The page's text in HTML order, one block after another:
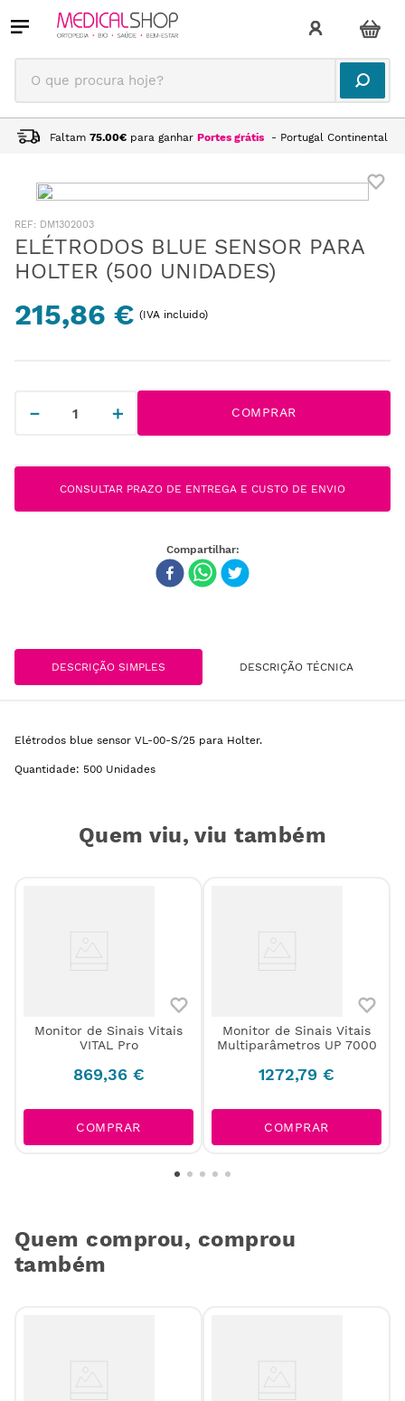
O que procura hoje?
Faltam 75.00€ para ganhar Portes grátis - Portugal Continental
: DM1302003
ELÉTRODOS BLUE SENSOR PARA
HOLTER (500 UNIDADES)
215,86 € (IVA incluido)
＋
－ COMPRAR
CONSULTAR PRAZO DE ENTREGA E CUSTO DE ENVIO
DESCRIÇÃO SIMPLES DESCRIÇÃO TÉCNICA
Elétrodos blue sensor VL-00-S/25 para Holter.
Quantidade: 500 Unidades
Quem viu, viu também
Monitor de Sinais Vitais
VITAL Pro
869,36 €
COMPRAR
Monitor de Sinais Vitais
Multiparâmetros UP 7000
1272,79 €
COMPRAR
Quem comprou, comprou
também